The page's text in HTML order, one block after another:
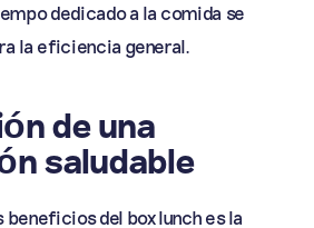
dedicado a la comida se
la eficiencia general.
de una
saludable
beneficios del box lunch es la